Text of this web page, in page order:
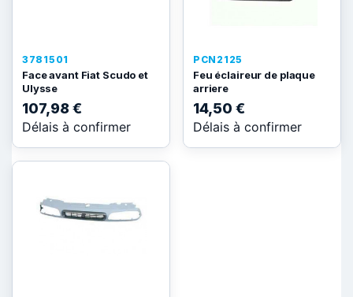
3781501
Face avant Fiat Scudo et
Ulysse
107,98 €
Délais à confirmer
PCN2125
Feu éclaireur de plaque
arriere
14,50 €
Délais à confirmer